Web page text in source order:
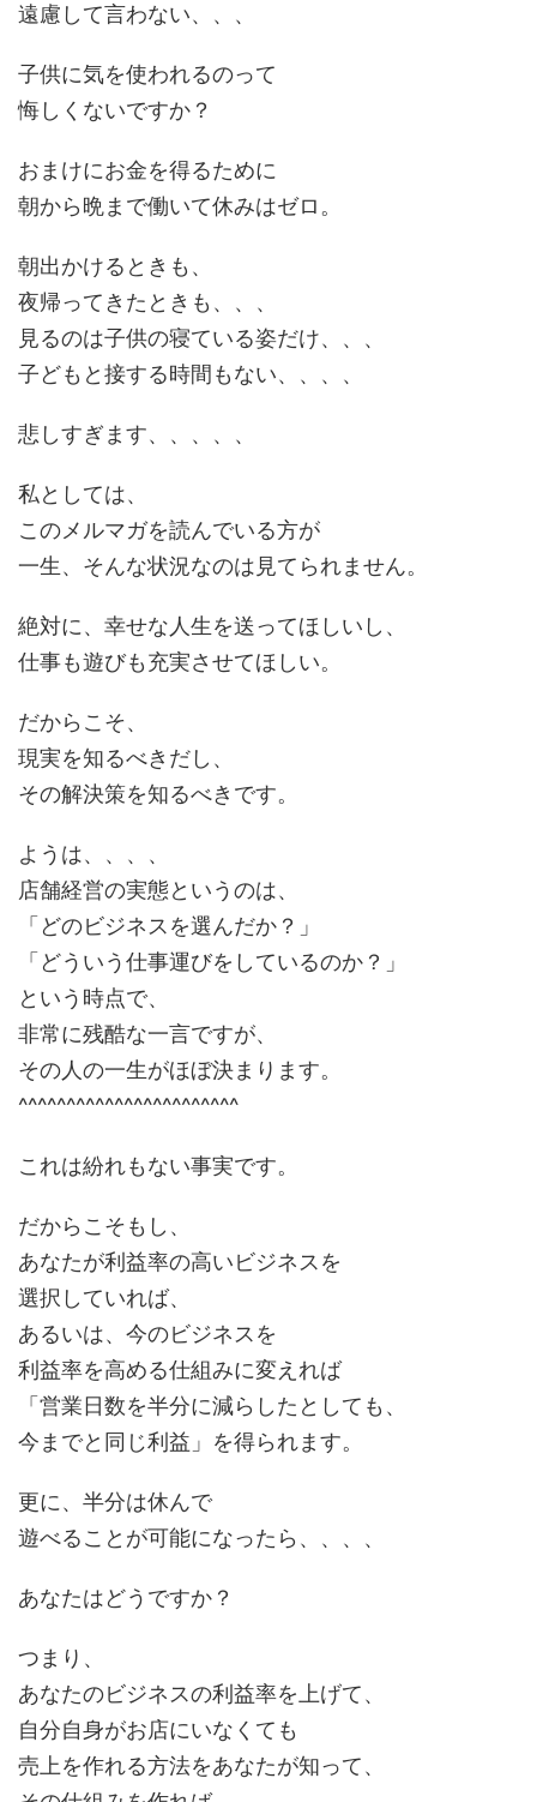
遠慮して言わない、、、
子供に気を使われるのって
悔しくないですか？
おまけにお金を得るために
朝から晩まで働いて休みはゼロ。
朝出かけるときも、
夜帰ってきたときも、、、
見るのは子供の寝ている姿だけ、、、
子どもと接する時間もない、、、、
悲しすぎます、、、、、
私としては、
このメルマガを読んでいる方が
一生、そんな状況なのは見てられません。
絶対に、幸せな人生を送ってほしいし、
仕事も遊びも充実させてほしい。
だからこそ、
現実を知るべきだし、
その解決策を知るべきです。
ようは、、、、
店舗経営の実態というのは、
「どのビジネスを選んだか？」
「どういう仕事運びをしているのか？」
という時点で、
非常に残酷な一言ですが、
その人の一生がほぼ決まります。
^^^^^^^^^^^^^^^^^^^^^^^
これは紛れもない事実です。
だからこそもし、
あなたが利益率の高いビジネスを
選択していれば、
あるいは、今のビジネスを
利益率を高める仕組みに変えれば
「営業日数を半分に減らしたとしても、
今までと同じ利益」を得られます。
更に、半分は休んで
遊べることが可能になったら、、、、
あなたはどうですか？
つまり、
あなたのビジネスの利益率を上げて、
自分自身がお店にいなくても
売上を作れる方法をあなたが知って、